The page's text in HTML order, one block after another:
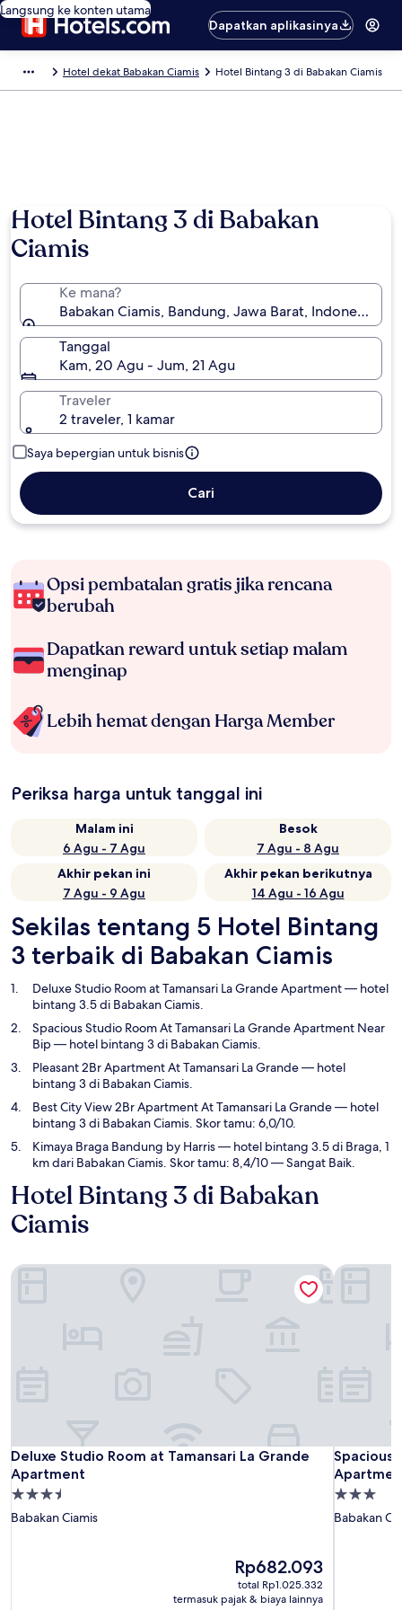
Langsung ke konten utama
Dapatkan aplikasinya
Hotel dekat Babakan Ciamis Hotel Bintang 3 di Babakan Ciamis
Hotel Bintang 3 di Babakan
Ciamis
Ke mana?
Babakan Ciamis, Bandung, Jawa Barat, Indonesia
Tanggal
Kam, 20 Agu - Jum, 21 Agu
Traveler
2 traveler, 1 kamar
Saya bepergian untuk bisnis
Cari
Opsi pembatalan gratis jika rencana
berubah
Dapatkan reward untuk setiap malam
menginap
Lebih hemat dengan Harga Member
Periksa harga untuk tanggal ini
Malam ini
6 Agu - 7 Agu
Besok
7 Agu - 8 Agu
Akhir pekan ini
7 Agu - 9 Agu
Akhir pekan berikutnya
14 Agu - 16 Agu
Sekilas tentang 5 Hotel Bintang
3 terbaik di Babakan Ciamis
Deluxe Studio Room at Tamansari La Grande Apartment— hotel
bintang 3.5 di Babakan Ciamis.
Spacious Studio Room At Tamansari La Grande Apartment Near
Bip— hotel bintang 3 di Babakan Ciamis.
Pleasant 2Br Apartment At Tamansari La Grande— hotel
bintang 3 di Babakan Ciamis.
Best City View 2Br Apartment At Tamansari La Grande— hotel
bintang 3 di Babakan Ciamis. Skor tamu: 6,0/10.
Kimaya Braga Bandung by Harris— hotel bintang 3.5 di Braga, 1
km dari Babakan Ciamis. Skor tamu: 8,4/10 — Sangat Baik.
Hotel Bintang 3 di Babakan
Ciamis
Deluxe Studio Room at Tamansari La Grande
Apartment
Deluxe Studio Room at Tamansari La Grande Apartment
Properti
bintang
Babakan Ciamis
Harga
sekarang
Rp682.093
Rp682.093
total Rp1.025.332
termasuk pajak & biaya lainnya
Deluxe Studio Room at Tamansari La Grande Apartment
Spacious
Spacious
Properti
bintang
Babakan
Spacious